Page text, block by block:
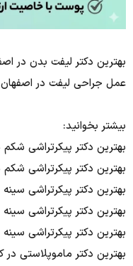
بهترین دکتر لیفت بدن در
عمل جراحی لیفت در
بیشتر بخوانید:
بهترین دکتر پیکرتراشی
بهترین دکتر پیکرتراشی شکم
بهترین دکتر پیکرتراشی سینه
بهترین دکتر پیکرتراشی سینه
بهترین دکتر پیکرتراشی
بهترین دکتر ماموپلاستی در